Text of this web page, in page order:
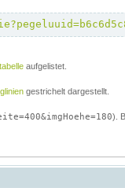
aufgelistet.
gestrichelt dargestellt.
).